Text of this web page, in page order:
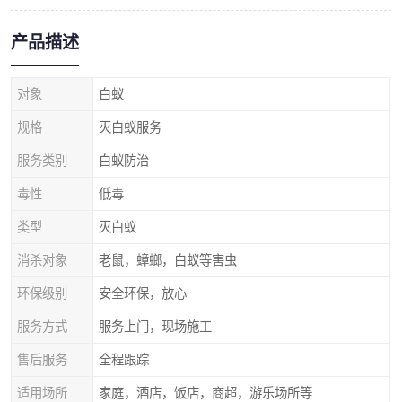
产品描述
对象 白蚁
规格 灭白蚁服务
服务类别 白蚁防治
毒性 低毒
类型 灭白蚁
消杀对象 老鼠，蟑螂，白蚁等害虫
环保级别 安全环保，放心
服务方式 服务上门，现场施工
售后服务 全程跟踪
适用场所 家庭，酒店，饭店，商超，游乐场所等